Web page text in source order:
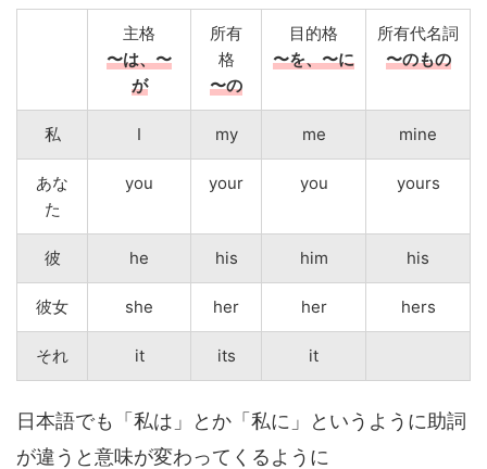
主格
〜は、〜
が
所有
格
〜の
目的格
〜を、〜に
所有代名詞
〜のもの
私 I my me mine
あな
た
you your you yours
彼 he his him his
彼女 she her her hers
それ it its it
日本語でも「私は」とか「私に」というように助詞
が違うと意味が変わってくるように